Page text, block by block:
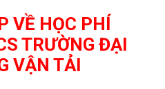
VỀ HỌC PHÍ
TRƯỜNG ĐẠI
VẬN TẢI